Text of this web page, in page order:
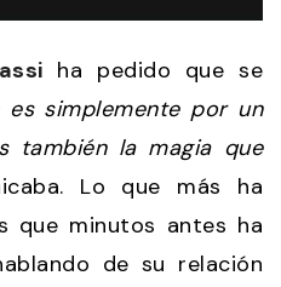
ha pedido que se
es simplemente por un
también la magia que
Lo que más ha
que minutos antes ha
de su relación